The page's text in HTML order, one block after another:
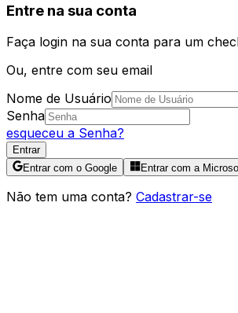
Entre na sua conta
Faça login na sua conta para um
Ou, entre com seu email
Nome de Usuário
Senha
esqueceu a Senha?
Entrar
Entrar com o Google
Entrar com a
Não tem uma conta? Cadastrar-se